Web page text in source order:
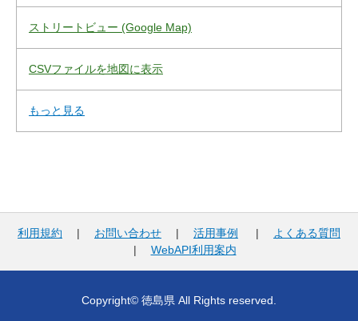
ストリートビュー (Google Map)
CSVファイルを地図に表示
もっと見る
利用規約 | お問い合わせ | 活用事例 |
よくある質問
| WebAPI利用案内
Copyright© 徳島県 All Rights reserved.